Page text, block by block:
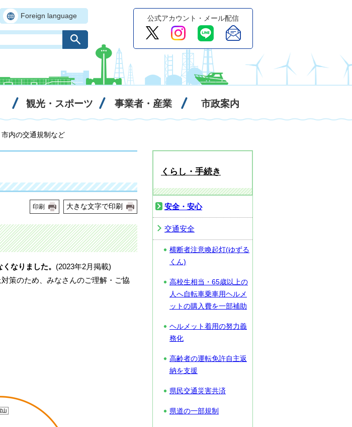
Foreign language 公式アカウント・メール配信
観光・スポーツ 事業者・産業 市政案内
市内の交通規制など
印刷 大きな文字で印刷
なりました。 (2023年2月掲載)
策のため、みなさんのご理解・ご協
くらし・手続き
安全・安心
交通安全
横断者注意喚起灯(ゆずる
くん)
高校生相当・65歳以上の
人へ自転車乗車用ヘルメ
ットの購入費を一部補助
ヘルメット着用の努力義
務化
高齢者の運転免許自主返
納を支援
県民交通災害共済
県道の一部規制